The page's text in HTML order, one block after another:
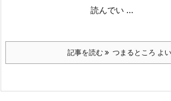
読んでい ...
記事を読む つまるところ よ